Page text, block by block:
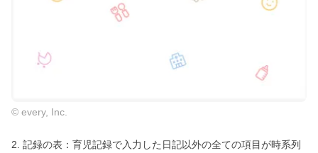
© every, Inc.
2. 記録の表：育児記録で入力した日記以外の全ての項目が時系列